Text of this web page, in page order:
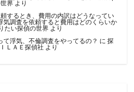
界 より
するとき、費用の内訳はどうなってい
気調査を依頼すると費用はどのくらいか
たい探偵の世界 より
浮気、不倫調査をやってるの？ に 探
ＬＡＥ探偵社 より